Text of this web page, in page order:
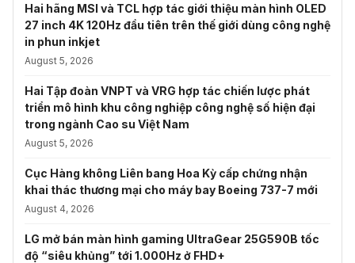
Hai hãng MSI và TCL hợp tác giới thiệu màn hình OLED
27 inch 4K 120Hz đầu tiên trên thế giới dùng công nghệ
in phun inkjet
August 5, 2026
Hai Tập đoàn VNPT và VRG hợp tác chiến lược phát
triển mô hình khu công nghiệp công nghệ số hiện đại
trong ngành Cao su Việt Nam
August 5, 2026
Cục Hàng không Liên bang Hoa Kỳ cấp chứng nhận
khai thác thương mại cho máy bay Boeing 737-7 mới
August 4, 2026
LG mở bán màn hình gaming UltraGear 25G590B tốc
độ “siêu khủng” tới 1.000Hz ở FHD+